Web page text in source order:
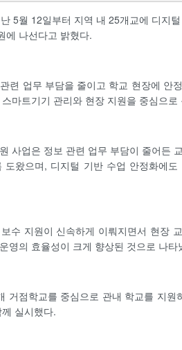
5월 12일부터 지역 내 25개교에 디지
에 나선다고 밝혔다.
련 업무 부담을 줄이고 학교 현장에 안
마트기기 관리와 현장 지원을 중심으로
사업은 정보 관련 업무 부담이 줄어든
도왔으며, 디지털 기반 수업 안정화에
수 지원이 신속하게 이뤄지면서 현장
영의 효율성이 크게 향상된 것으로 나타
거점학교를 중심으로 관내 학교를 지원
실시했다.